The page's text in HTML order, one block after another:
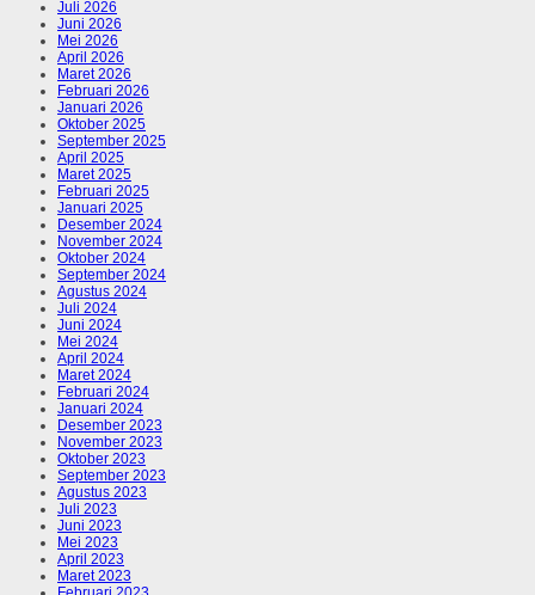
Juli 2026
Juni 2026
Mei 2026
April 2026
Maret 2026
Februari 2026
Januari 2026
Oktober 2025
September 2025
April 2025
Maret 2025
Februari 2025
Januari 2025
Desember 2024
November 2024
Oktober 2024
September 2024
Agustus 2024
Juli 2024
Juni 2024
Mei 2024
April 2024
Maret 2024
Februari 2024
Januari 2024
Desember 2023
November 2023
Oktober 2023
September 2023
Agustus 2023
Juli 2023
Juni 2023
Mei 2023
April 2023
Maret 2023